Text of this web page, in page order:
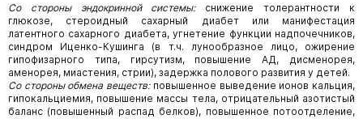
Со стороны эндокринной системы:снижение толерантности к
глюкозе, стероидный сахарный диабет или манифестация
латентного сахарного диабета, угнетение функции надпочечников,
синдром Иценко-Кушинга (в т.ч. лунообразное лицо, ожирение
гипофизарного типа, гирсутизм, повышение АД, дисменорея,
аменорея, миастения, стрии), задержка полового развития у детей.
Со стороны обмена веществ:повышенное выведение ионов кальция,
гипокальциемия, повышение массы тела, отрицательный азотистый
баланс (повышенный распад белков), повышенное потоотделение,